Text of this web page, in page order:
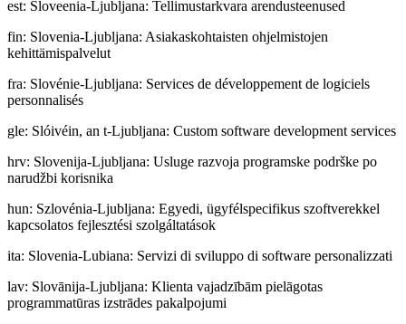
est: Sloveenia-Ljubljana: Tellimustarkvara arendusteenused
fin: Slovenia-Ljubljana: Asiakaskohtaisten ohjelmistojen
kehittämispalvelut
fra: Slovénie-Ljubljana: Services de développement de logiciels
personnalisés
gle: Slóivéin, an t-Ljubljana: Custom software development services
hrv: Slovenija-Ljubljana: Usluge razvoja programske podrške po
narudžbi korisnika
hun: Szlovénia-Ljubljana: Egyedi, ügyfélspecifikus szoftverekkel
kapcsolatos fejlesztési szolgáltatások
ita: Slovenia-Lubiana: Servizi di sviluppo di software personalizzati
lav: Slovānija-Ljubljana: Klienta vajadzībām pielāgotas
programmatūras izstrādes pakalpojumi